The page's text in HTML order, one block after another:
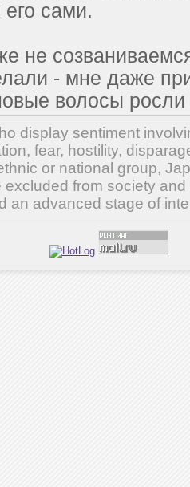
сами.
не
- мне даже
волосы росли
display sentiment
fear, hostility,
or national group,
excluded from society
an advanced stage of